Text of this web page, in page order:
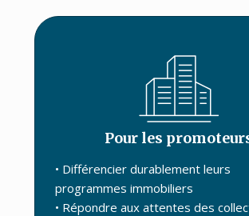
Pour les
• Différencier durablement leurs
programmes immobiliers
• Répondre aux attentes des